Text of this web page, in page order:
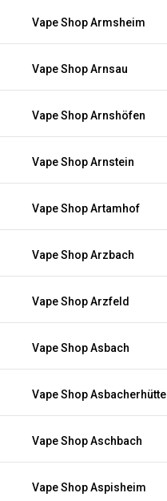
Vape Shop Armsheim
Vape Shop Arnsau
Vape Shop Arnshöfen
Vape Shop Arnstein
Vape Shop Artamhof
Vape Shop Arzbach
Vape Shop Arzfeld
Vape Shop Asbach
Vape Shop Asbacherhütte
Vape Shop Aschbach
Vape Shop Aspisheim